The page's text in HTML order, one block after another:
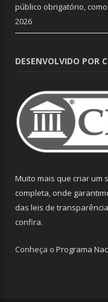
público obrigatório,
2026
DESENVOLVIDO POR
Muito mais que criar um
completa, onde
das leis de
confira.
Conheça o Programa